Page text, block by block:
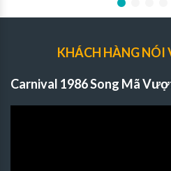
KHÁCH HÀNG NÓI
Carnival 1986 Song Mã